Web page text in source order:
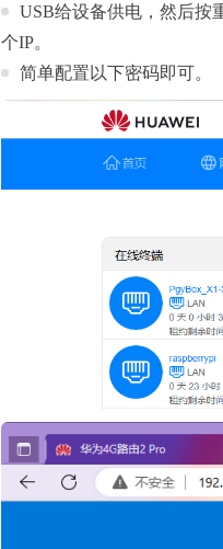
USB给设备供电，然后按
个IP。
简单配置以下密码即可。